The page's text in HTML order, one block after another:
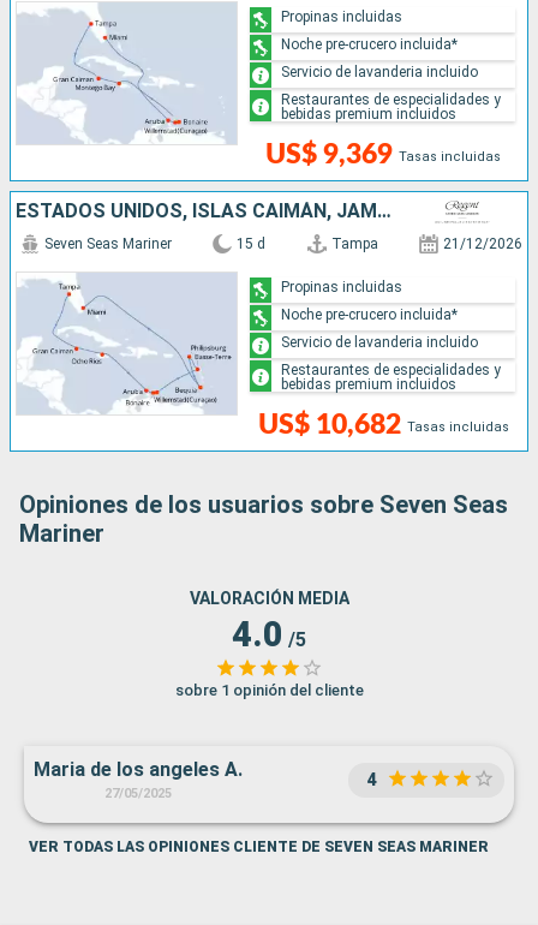
US$ 9,369 Tasas incluidas
Propinas incluidas
Noche pre-crucero incluida*
Servicio de lavanderia incluido
Restaurantes de especialidades y
bebidas premium incluidos
ESTADOS UNIDOS, ISLAS CAIMÁN, JAMAICA, ARUBA, SAN MARTÍN, SAN VINCENT Y LAS GRANADINAS
Seven Seas Mariner 15 d Tampa 21/12/2026
US$ 10,682 Tasas incluidas
Propinas incluidas
Noche pre-crucero incluida*
Servicio de lavanderia incluido
Restaurantes de especialidades y
bebidas premium incluidos
Opiniones de los usuarios sobre Seven Seas
Mariner
VALORACIÓN MEDIA
4.0 /5
sobre 1 opinión del cliente
Maria de los angeles A.
27/05/2025
4
VER TODAS LAS OPINIONES CLIENTE DE SEVEN SEAS MARINER